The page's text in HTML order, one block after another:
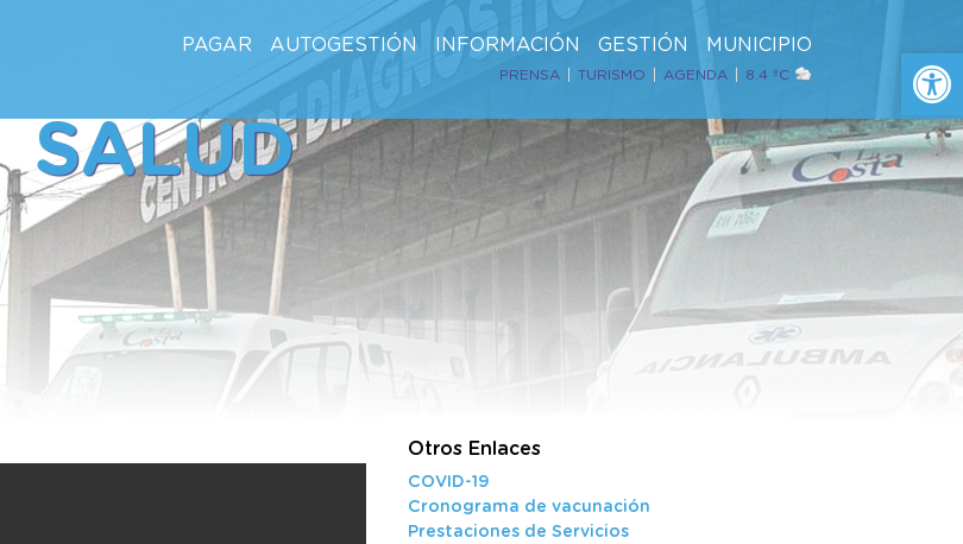
PAGAR AUTOGESTIÓN INFORMACIÓN GESTIÓN MUNICIPIO
PRENSA TURISMO AGENDA 8.4 ºC
SALUD
Otros Enlaces
COVID-19
Cronograma de vacunación
Prestaciones de Servicios